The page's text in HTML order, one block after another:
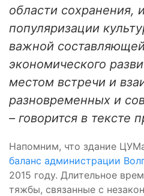
области сохранения,
популяризации
важной
экономического
местом встречи и
разновременных и
– говорится в тексте
Напомним, что здание
баланс администрации
2015 году. Длительное
тяжбы, связанные с